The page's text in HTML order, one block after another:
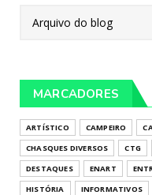
MARCADORES
ARTÍSTICO CAMPEIRO
CHASQUES DIVERSOS
CTG
DESTAQUES
ENART
HISTÓRIA
INFORMATIVOS